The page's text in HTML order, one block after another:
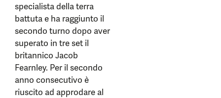
specialista della terra
battuta e ha raggiunto il
secondo turno dopo aver
superato in tre set il
britannico Jacob
Fearnley. Per il secondo
anno consecutivo è
riuscito ad approdare al